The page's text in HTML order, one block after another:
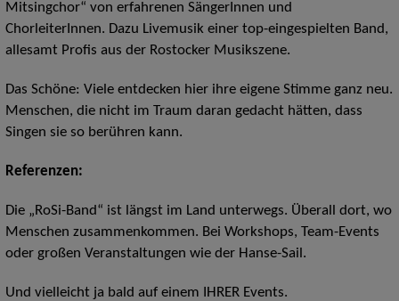
Mitsingchor“ von erfahrenen SängerInnen und
ChorleiterInnen. Dazu Livemusik einer top-eingespielten Band,
allesamt Profis aus der Rostocker Musikszene.
Das Schöne: Viele entdecken hier ihre eigene Stimme ganz neu.
Menschen, die nicht im Traum daran gedacht hätten, dass
Singen sie so berühren kann.
Referenzen:
Die „RoSi-Band“ ist längst im Land unterwegs. Überall dort, wo
Menschen zusammenkommen. Bei Workshops, Team-Events
oder großen Veranstaltungen wie der Hanse-Sail.
Und vielleicht ja bald auf einem IHRER Events.